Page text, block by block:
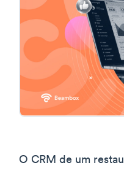
O CRM de um